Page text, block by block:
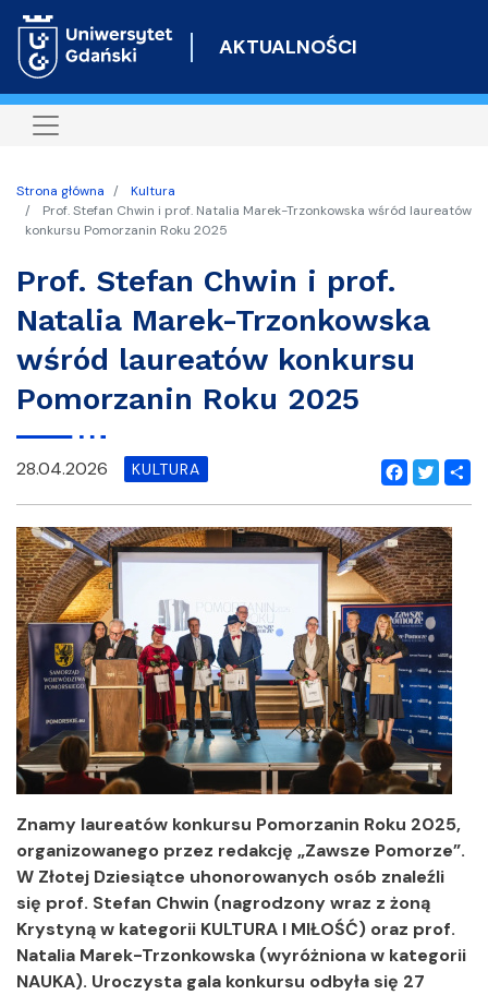
do
AKTUALNOŚCI
Strona główna
Kultura
Prof. Stefan Chwin i prof. Natalia Marek-Trzonkowska wśród laureatów
konkursu Pomorzanin Roku 2025
Prof. Stefan Chwin i prof.
Natalia Marek-Trzonkowska
wśród laureatów konkursu
Pomorzanin Roku 2025
Facebook
Twitter
28.04.2026 KULTURA
Znamy laureatów konkursu Pomorzanin Roku 2025,
organizowanego przez redakcję „Zawsze Pomorze”.
W Złotej Dziesiątce uhonorowanych osób znaleźli
się prof. Stefan Chwin (nagrodzony wraz z żoną
Krystyną w kategorii KULTURA I MIŁOŚĆ) oraz prof.
Natalia Marek-Trzonkowska (wyróżniona w kategorii
NAUKA). Uroczysta gala konkursu odbyła się 27